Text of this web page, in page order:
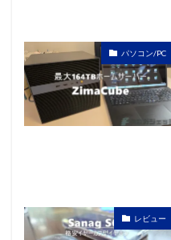
パソコン/PC
レビュー